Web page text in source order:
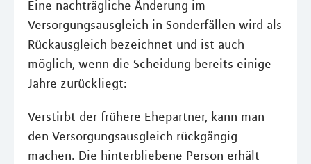
Eine nachträgliche Änderung im
Versorgungsausgleich in Sonderfällen wird als
Rückausgleich bezeichnet und ist auch
möglich, wenn die Scheidung bereits einige
Jahre zurückliegt:
Verstirbt der frühere Ehepartner, kann man
den Versorgungsausgleich rückgängig
machen. Die hinterbliebene Person erhält